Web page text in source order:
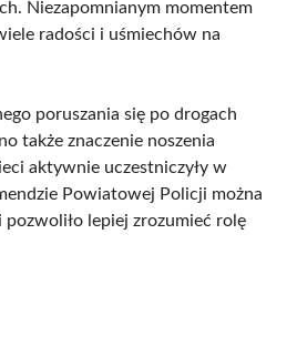
Niezapomnianym momentem
radości i uśmiechów na
poruszania się po drogach
także znaczenie noszenia
aktywnie uczestniczyły w
Powiatowej Policji można
lepiej zrozumieć rolę